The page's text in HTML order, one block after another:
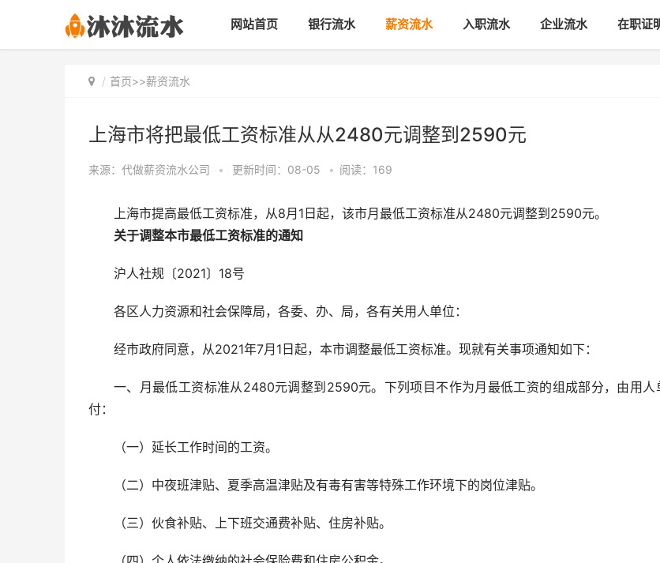
网站首页 银行流水 薪资流水 入职流水 企业流水 在职证
首页>>薪资流水
上海市将把最低工资标准从从2480元调整到2590元
来源：代做薪资流水公司 • 更新时间：08-05 • 阅读：169
上海市提高最低工资标准，从8月1日起，该市月最低工资标准从2480元调整到2590元。
关于调整本市最低工资标准的通知
沪人社规〔2021〕18号
各区人力资源和社会保障局，各委、办、局，各有关用人单位：
经市政府同意，从2021年7月1日起，本市调整最低工资标准。现就有关事项通知如下：
一、月最低工资标准从2480元调整到2590元。下列项目不作为月最低工资的组成部分，由用人
付：
（一）延长工作时间的工资。
（二）中夜班津贴、夏季高温津贴及有毒有害等特殊工作环境下的岗位津贴。
（三）伙食补贴、上下班交通费补贴、住房补贴。